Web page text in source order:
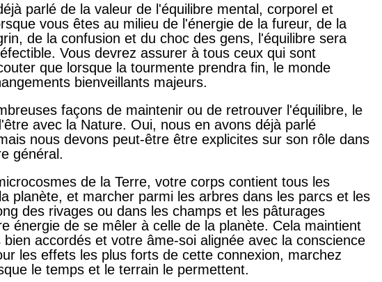
parlé de la valeur de l'équilibre mental, corporel et
vous êtes au milieu de l'énergie de la fureur, de la
de la confusion et du choc des gens, l'équilibre sera
Vous devrez assurer à tous ceux qui sont
que lorsque la tourmente prendra fin, le monde
bienveillants majeurs.
façons de maintenir ou de retrouver l'équilibre, le
avec la Nature. Oui, nous en avons déjà parlé
nous devons peut-être être explicites sur son rôle dans
général.
de la Terre, votre corps contient tous les
planète, et marcher parmi les arbres dans les parcs et les
des rivages ou dans les champs et les pâturages
énergie de se mêler à celle de la planète. Cela maintient
bien accordés et votre âme-soi alignée avec la conscience
les effets les plus forts de cette connexion, marchez
le temps et le terrain le permettent.